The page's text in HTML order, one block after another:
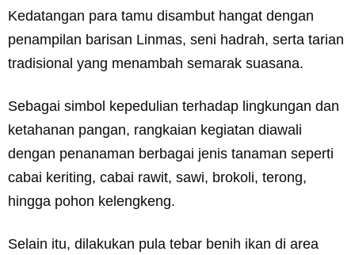
Kedatangan para tamu disambut hangat dengan
penampilan barisan Linmas, seni hadrah, serta tarian
tradisional yang menambah semarak suasana.
Sebagai simbol kepedulian terhadap lingkungan dan
ketahanan pangan, rangkaian kegiatan diawali
dengan penanaman berbagai jenis tanaman seperti
cabai keriting, cabai rawit, sawi, brokoli, terong,
hingga pohon kelengkeng.
Selain itu, dilakukan pula tebar benih ikan di area